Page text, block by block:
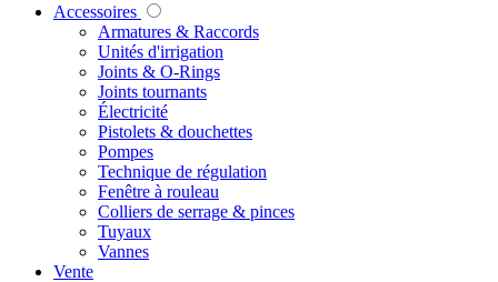
Accessoires
Armatures & Raccords
Unités d'irrigation
Joints & O-Rings
Joints tournants
Électricité
Pistolets & douchettes
Pompes
Technique de régulation
Fenêtre à rouleau
Colliers de serrage & pinces
Tuyaux
Vannes
Vente